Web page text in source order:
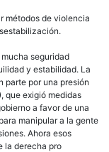
métodos de violencia
seguridad
y estabilidad. La
parte por una presión
que exigió medidas
a favor de una
manipular a la gente
Ahora esos
la derecha pro